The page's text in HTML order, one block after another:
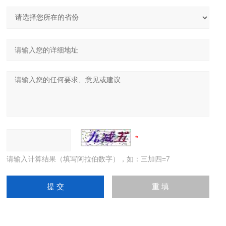
请输入计算结果（填写阿拉伯数字），如：三加四=7